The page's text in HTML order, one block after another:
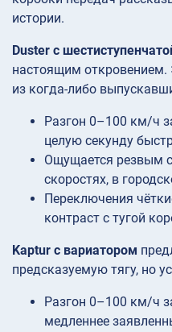
истории.
Duster с
настоящим
из когда-либо
Разгон 0–100 км/ч
целую секунду
Ощущается резвым
скоростях, в
Переключения
контраст с тугой
Kaptur с вариатором
предсказуемую тягу, но
Разгон 0–100 км/ч
медленнее